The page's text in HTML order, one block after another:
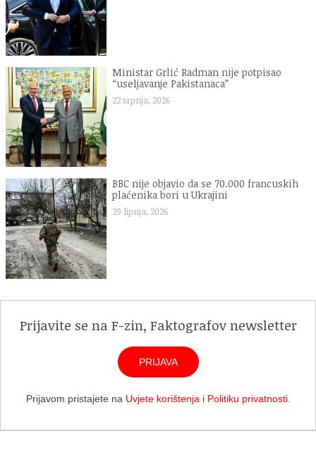
Ministar Grlić Radman nije potpisao
“useljavanje Pakistanaca”
22 srpnja, 2026
BBC nije objavio da se 70.000 francuskih
plaćenika bori u Ukrajini
29 lipnja, 2026
Prijavite se na F-zin, Faktografov newsletter
PRIJAVA
Prijavom pristajete na Uvjete korištenja i Politiku privatnosti.